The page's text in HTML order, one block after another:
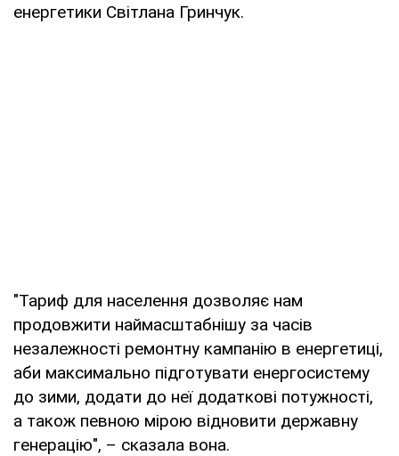
енергетики Світлана Гринчук.
"Тариф для населення дозволяє нам
продовжити наймасштабнішу за часів
незалежності ремонтну кампанію в енергетиці,
аби максимально підготувати енергосистему
до зими, додати до неї додаткові потужності,
а також певною мірою відновити державну
генерацію", – сказала вона.